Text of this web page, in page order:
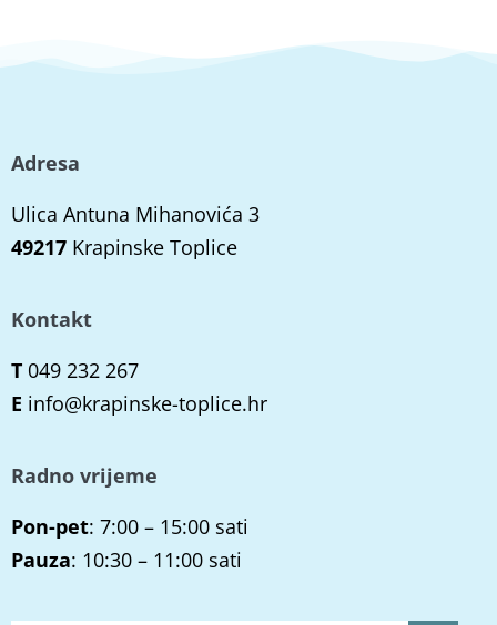
Adresa
Ulica Antuna Mihanovića 3
49217 Krapinske Toplice
Kontakt
T 049 232 267
E info@krapinske-toplice.hr
Radno vrijeme
Pon-pet: 7:00 – 15:00 sati
Pauza: 10:30 – 11:00 sati